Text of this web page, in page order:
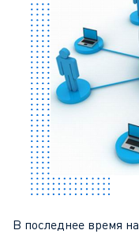
В последнее время